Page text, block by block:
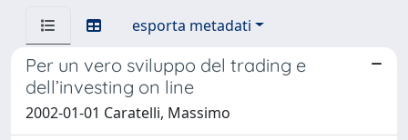
esporta metadati
Per un vero sviluppo del trading e
dell’investing on line
2002-01-01 Caratelli, Massimo